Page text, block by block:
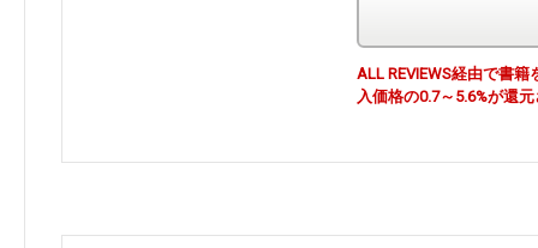
ALL REVIEWS経由で書
入価格の0.7～5.6%が還